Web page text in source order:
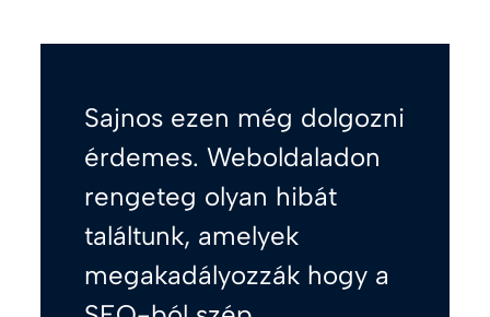
Sajnos ezen még dolgozni
érdemes. Weboldaladon
rengeteg olyan hibát
találtunk, amelyek
megakadályozzák hogy a